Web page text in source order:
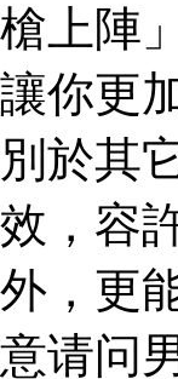
槍上陣
讓你更
別於其
效，容
外，更
意请问